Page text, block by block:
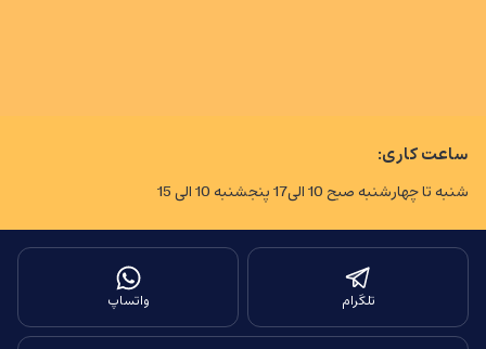
ساعت کاری:
شنبه تا چهارشنبه صبح 10 الی17 پنجشنبه 10 الی 15
تلگرام واتساپ